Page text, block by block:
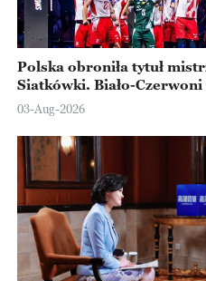
Polska obroniła tytuł
Siatkówki. Biało-
Ningbo
03-Aug-2026